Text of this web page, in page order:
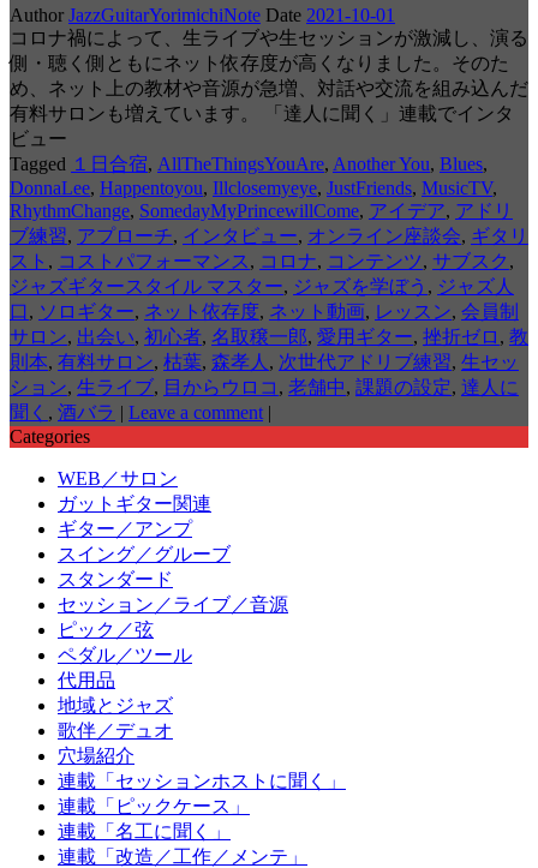
Author JazzGuitarYorimichiNote Date 2021-10-01
コロナ禍によって、生ライブや生セッションが激減し、演る
側・聴く側ともにネット依存度が高くなりました。そのた
め、ネット上の教材や音源が急増、対話や交流を組み込んだ
有料サロンも増えています。 「達人に聞く」連載でインタ
ビュー
Tagged １日合宿, AllTheThingsYouAre, Another You, Blues,
DonnaLee, Happentoyou, Illclosemyeye, JustFriends, MusicTV,
RhythmChange, SomedayMyPrincewillCome, アイデア, アドリ
ブ練習, アプローチ, インタビュー, オンライン座談会, ギタリ
スト , コストパフォーマンス , コロナ, コンテンツ, サブスク ,
ジャズギタースタイル マスター, ジャズを学ぼう , ジャズ人
口, ソロギター, ネット依存度, ネット動画, レッスン, 会員制
サロン, 出会い, 初心者, 名取穣一郎, 愛用ギター, 挫折ゼロ , 教
則本, 有料サロン, 枯葉, 森孝人 , 次世代アドリブ練習, 生セッ
ション, 生ライブ, 目からウロコ , 老舗中, 課題の設定, 達人に
聞く , 酒バラ | Leave a comment |
Categories
WEB／サロン
ガットギター関連
ギター／アンプ
スイング／グルーブ
スタンダード
セッション／ライブ／音源
ピック／弦
ペダル／ツール
代用品
地域とジャズ
歌伴／デュオ
穴場紹介
連載「セッションホストに聞く」
連載「ピックケース」
連載「名工に聞く」
連載「改造／工作／メンテ」